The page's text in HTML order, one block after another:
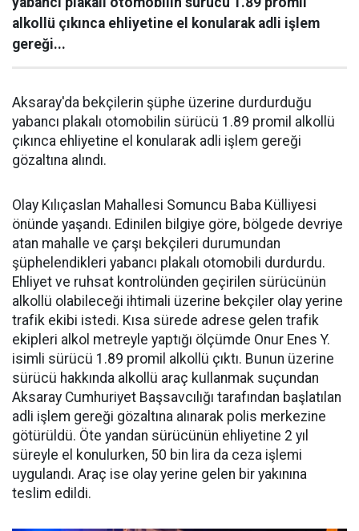
alkollü çıkınca ehliyetine el konularak adli işlem
gereği...
Aksaray'da bekçilerin şüphe üzerine durdurduğu
yabancı plakalı otomobilin sürücü 1.89 promil alkollü
çıkınca ehliyetine el konularak adli işlem gereği
gözaltına alındı.
Olay Kılıçaslan Mahallesi Somuncu Baba Külliyesi
önünde yaşandı. Edinilen bilgiye göre, bölgede devriye
atan mahalle ve çarşı bekçileri durumundan
şüphelendikleri yabancı plakalı otomobili durdurdu.
Ehliyet ve ruhsat kontrolünden geçirilen sürücünün
alkollü olabileceği ihtimali üzerine bekçiler olay yerine
trafik ekibi istedi. Kısa sürede adrese gelen trafik
ekipleri alkol metreyle yaptığı ölçümde Onur Enes Y.
isimli sürücü 1.89 promil alkollü çıktı. Bunun üzerine
sürücü hakkında alkollü araç kullanmak suçundan
Aksaray Cumhuriyet Başsavcılığı tarafından başlatılan
adli işlem gereği gözaltına alınarak polis merkezine
götürüldü. Öte yandan sürücünün ehliyetine 2 yıl
süreyle el konulurken, 50 bin lira da ceza işlemi
uygulandı. Araç ise olay yerine gelen bir yakınına
teslim edildi.